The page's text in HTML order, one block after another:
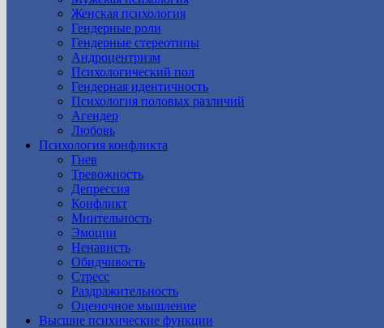
Женская психология
Гендерные роли
Гендерные стереотипы
Андроцентризм
Психологический пол
Гендерная идентичность
Психология половых различий
Агендер
Любовь
Психология конфликта
Гнев
Тревожность
Депрессия
Конфликт
Мнительность
Эмоции
Ненависть
Обидчивость
Стресс
Раздражительность
Оценочное мышление
Высшие психические функции